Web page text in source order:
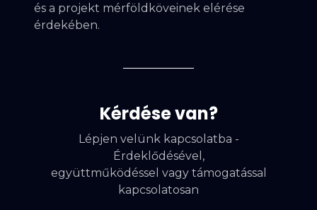
és a projekt mérföldköveinek elérése
érdekében.
Kérdése van?
Lépjen velünk kapcsolatba -
Érdeklődésével,
együttműködéssel vagy támogatással
kapcsolatosan